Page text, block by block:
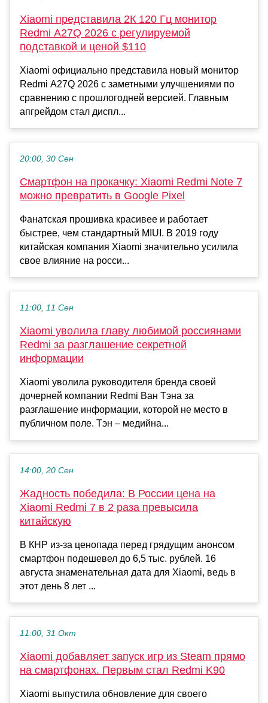
Xiaomi представила 2К 120 Гц монитор
Redmi A27Q 2026 с регулируемой
подставкой и ценой $110
Xiaomi официально представила новый монитор
Redmi A27Q 2026 с заметными улучшениями по
сравнению с прошлогодней версией. Главным
апгрейдом стал диспл...
20:00, 30 Сен
Смартфон на прокачку: Xiaomi Redmi Note 7
можно превратить в Google Pixel
Фанатская прошивка красивее и работает
быстрее, чем стандартный MIUI. В 2019 году
китайская компания Xiaomi значительно усилила
свое влияние на росси...
11:00, 11 Сен
Xiaomi уволила главу любимой россиянами
Redmi за разглашение секретной
информации
Xiaomi уволила руководителя бренда своей
дочерней компании Redmi Ван Тэна за
разглашение информации, которой не место в
публичном поле. Тэн – медийна...
14:00, 20 Сен
Жадность победила: В России цена на
Xiaomi Redmi 7 в 2 раза превысила
китайскую
В КНР из-за ценопада перед грядущим анонсом
смартфон подешевел до 6,5 тыс. рублей. 16
августа знаменательная дата для Xiaomi, ведь в
этот день 8 лет ...
11:00, 31 Окт
Xiaomi добавляет запуск игр из Steam прямо
на смартфонах. Первым стал Redmi K90
Xiaomi выпустила обновление для своего